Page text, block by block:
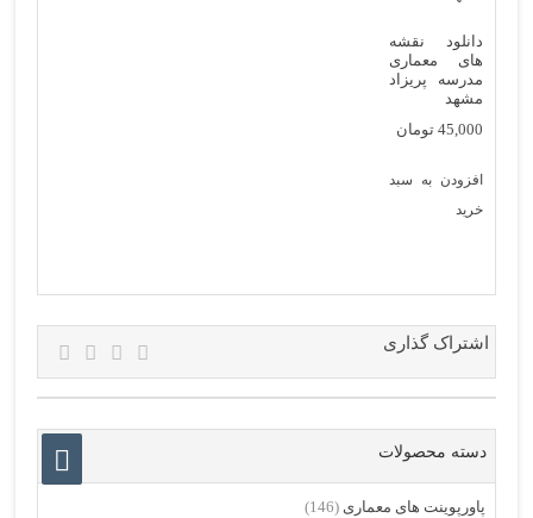
دانلود نقشه
های معماری
مدرسه پریزاد
مشهد
45,000 تومان
افزودن به سبد
خرید
اشتراک گذاری
دسته محصولات
پاورپوینت های معماری (146)